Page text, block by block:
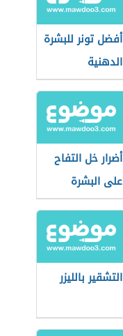
أفضل تونر للبشرة
الدهنية
أضرار خل التفاح
على البشرة
التشقير بالليزر